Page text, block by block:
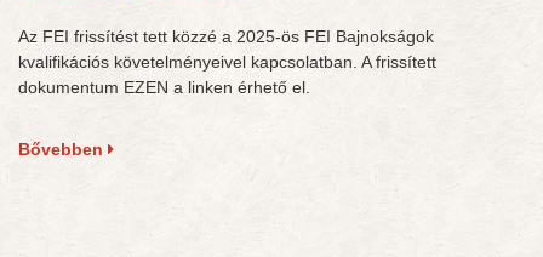
Az FEI frissítést tett közzé a 2025-ös FEI Bajnokságok
kvalifikációs követelményeivel kapcsolatban. A frissített
dokumentum EZEN a linken érhető el.
Bővebben